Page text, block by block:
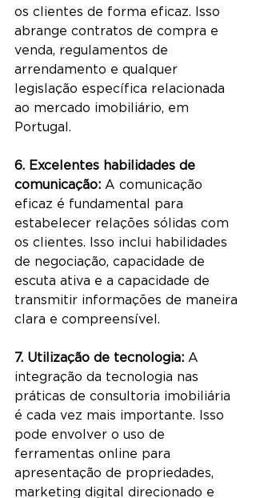
os clientes de forma eficaz. Isso
abrange contratos de compra e
venda, regulamentos de
arrendamento e qualquer
legislação específica relacionada
ao mercado imobiliário, em
Portugal.
6. Excelentes habilidades de
comunicação: A comunicação
eficaz é fundamental para
estabelecer relações sólidas com
os clientes. Isso inclui habilidades
de negociação, capacidade de
escuta ativa e a capacidade de
transmitir informações de maneira
clara e compreensível.
7. Utilização de tecnologia: A
integração da tecnologia nas
práticas de consultoria imobiliária
é cada vez mais importante. Isso
pode envolver o uso de
ferramentas online para
apresentação de propriedades,
marketing digital direcionado e